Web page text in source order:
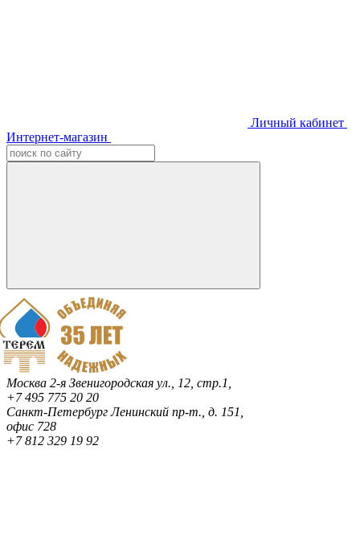
Личный кабинет
Интернет-магазин
Москва 2-я Звенигородская ул., 12, стр.1,
+7 495 775 20 20
Санкт-ПетербургЛенинский пр-т., д. 151,
офис 728
+7 812 329 19 92